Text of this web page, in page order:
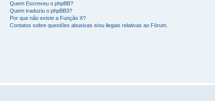
Quem Escreveu o phpBB?
Quem traduziu o phpBB3?
Por que não existe a Função X?
Contatos sobre questões abusivas e/ou ilegais relativas ao Fórum.